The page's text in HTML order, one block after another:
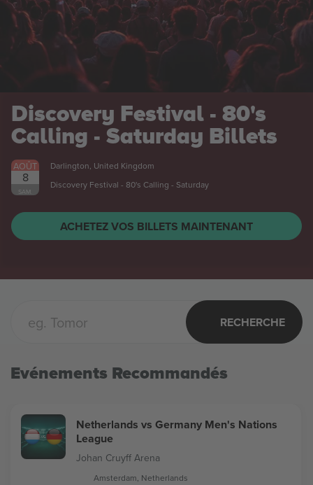
Discovery Festival - 80's
Calling - Saturday Billets
AOÛT
8
SAM.
Darlington, United Kingdom
Discovery Festival - 80's Calling - Saturday
ACHETEZ VOS BILLETS MAINTENANT
RECHERCHE
Evénements Recommandés
Netherlands vs Germany Men's Nations
League
Johan Cruyff Arena
Amsterdam, Netherlands